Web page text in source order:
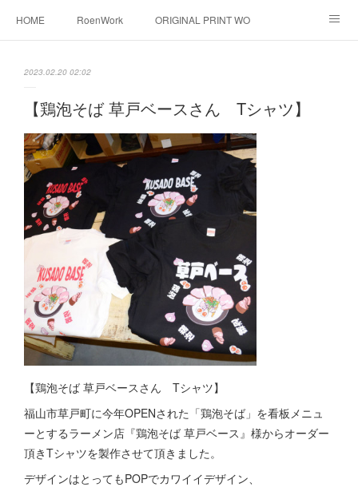
HOME RoenWork ORIGINAL PRINT WORK SHOP
転写（カッティングシート）昇華転写プリント
シルクスクリーン その他 お問い合わせ
そっくりさんマスク 画像提供方法 メデイア掲載
2023.02.20 02:02
【鶏泡そば 草戸ベースさん Tシャツ】
【鶏泡そば 草戸ベースさん Tシャツ】
福山市草戸町に今年OPENされた「鶏泡そば」を看板メニュ
ーとするラーメン店『鶏泡そば 草戸ベース』様からオーダー
頂きTシャツを製作させて頂きました。
デザインはとってもPOPでカワイイデザイン、